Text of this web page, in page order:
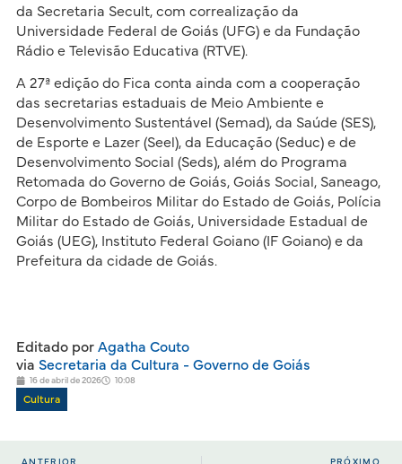
da Secretaria Secult, com correalização da
Universidade Federal de Goiás (UFG) e da Fundação
Rádio e Televisão Educativa (RTVE).
A 27ª edição do Fica conta ainda com a cooperação
das secretarias estaduais de Meio Ambiente e
Desenvolvimento Sustentável (Semad), da Saúde (SES),
de Esporte e Lazer (Seel), da Educação (Seduc) e de
Desenvolvimento Social (Seds), além do Programa
Retomada do Governo de Goiás, Goiás Social, Saneago,
Corpo de Bombeiros Militar do Estado de Goiás, Polícia
Militar do Estado de Goiás, Universidade Estadual de
Goiás (UEG), Instituto Federal Goiano (IF Goiano) e da
Prefeitura da cidade de Goiás.
Editado porAgatha Couto
via Secretaria da Cultura - Governo de Goiás
16 de abril de 2026 10:08
Cultura